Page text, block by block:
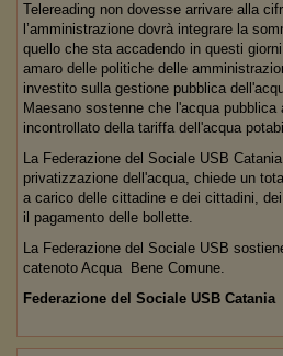
Telereading non dovesse arrivare alla
l’amministrazione dovrà integrare la
quello che sta accadendo in questi
amaro delle politiche delle
investito sulla gestione pubblica
Maesano sostenne che l'acqua
incontrollato della tariffa dell'acqua
La Federazione del Sociale USB
privatizzazione dell'acqua, chiede un
a carico delle cittadine e dei cittadini,
il pagamento delle bollette.
La Federazione del Sociale USB
catenoto Acqua Bene Comune.
Federazione del Sociale USB Catania